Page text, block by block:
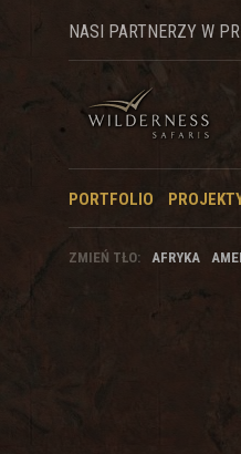
NASI PARTNERZY W
PORTFOLIO
ZMIEŃ TŁO: AFRYKA